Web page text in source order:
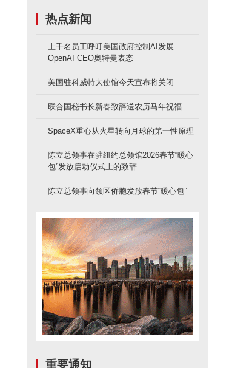
热点新闻
上千名员工呼吁美国政府控制AI发展
OpenAI CEO奥特曼表态
美国驻科威特大使馆今天宣布将关闭
联合国秘书长新春致辞送农历马年祝福
SpaceX重心从火星转向月球的第一性原理
陈立总领事在驻纽约总领馆2026春节“暖心
包”发放启动仪式上的致辞
陈立总领事向领区侨胞发放春节“暖心包”
重要通知